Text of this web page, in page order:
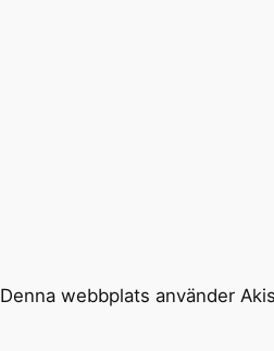
Denna webbplats använder